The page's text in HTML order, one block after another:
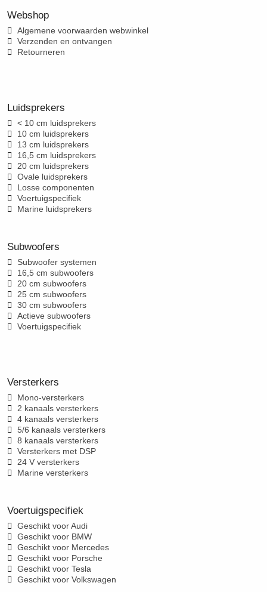
Webshop
Algemene voorwaarden webwinkel
Verzenden en ontvangen
Retourneren
Luidsprekers
< 10 cm luidsprekers
10 cm luidsprekers
13 cm luidsprekers
16,5 cm luidsprekers
20 cm luidsprekers
Ovale luidsprekers
Losse componenten
Voertuigspecifiek
Marine luidsprekers
Subwoofers
Subwoofer systemen
16,5 cm subwoofers
20 cm subwoofers
25 cm subwoofers
30 cm subwoofers
Actieve subwoofers
Voertuigspecifiek
Versterkers
Mono-versterkers
2 kanaals versterkers
4 kanaals versterkers
5/6 kanaals versterkers
8 kanaals versterkers
Versterkers met DSP
24 V versterkers
Marine versterkers
Voertuigspecifiek
Geschikt voor Audi
Geschikt voor BMW
Geschikt voor Mercedes
Geschikt voor Porsche
Geschikt voor Tesla
Geschikt voor Volkswagen